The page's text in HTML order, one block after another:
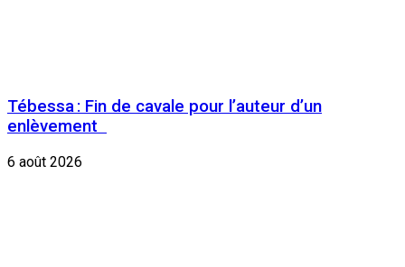
Tébessa : Fin de cavale pour l’auteur d’un
enlèvement
6 août 2026